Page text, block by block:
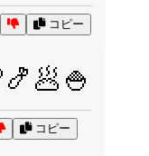
コピー
コピー